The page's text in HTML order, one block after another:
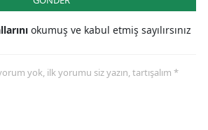
okumuş ve kabul etmiş sayılırsınız
yok, ilk yorumu siz yazın, tartışalım *